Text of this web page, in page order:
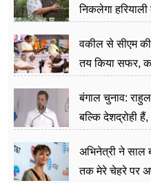
निकलेगा हरियाली
वकील से सीएम
तय किया सफर,
बंगाल चुनाव:
बल्कि देशद्रोही
अभिनेत्री ने साल
तक मेरे चेहरे पर